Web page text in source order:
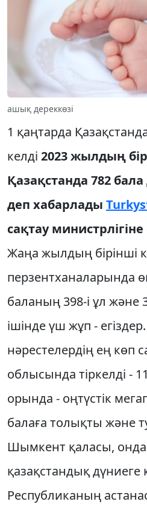
ашық дереккөзі
1 қаңтарда
келді 2023 жылдың
Қазақстанда 782 бала
деп хабарлады
сақтау
Жаңа жылдың бірінші
перзентханаларында
баланың 398-і ұл және
ішінде үш жұп -
нәрестелердің ең көп
облысында тіркелді -
орында - оңтүстік
балаға толықты және
Шымкент қаласы, онда
қазақстандық дүниеге
Республиканың